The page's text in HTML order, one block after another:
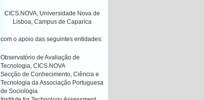
CICS.NOVA, Universidade Nova de
Lisboa, Campus de Caparica
com o apoio das seguintes entidades:
Observatório de Avaliação de
Tecnologia, CICS.NOVA
Secção de Conhecimento, Ciência e
Tecnologia da Associação Portuguesa
de Sociologia